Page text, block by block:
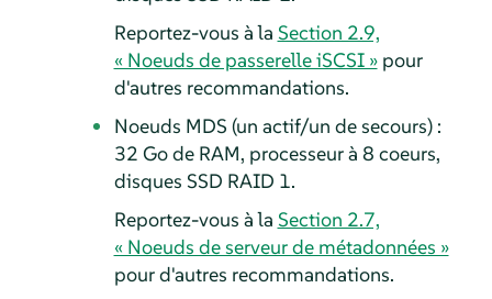
Reportez-vous à la Section 2.9,
« Noeuds de passerelle iSCSI »pour
d'autres recommandations.
Noeuds MDS (un actif/un de secours) :
32 Go de RAM, processeur à 8 coeurs,
disques SSD RAID 1.
Reportez-vous à la Section 2.7,
« Noeuds de serveur de métadonnées »
pour d'autres recommandations.